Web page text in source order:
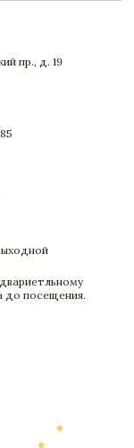
пр., д. 19
до посещения.